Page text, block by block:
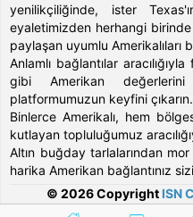
yenilikçiliğinde, ister
eyaletimizden herhangi
paylaşan uyumlu Amerikalıları
Anlamlı bağlantılar
gibi Amerikan
platformumuzun keyfini çıkarın.
Binlerce Amerikalı, hem
kutlayan topluluğumuz
Altın buğday tarlalarından
harika Amerikan bağlantınız
© 2026 Copyright ISN